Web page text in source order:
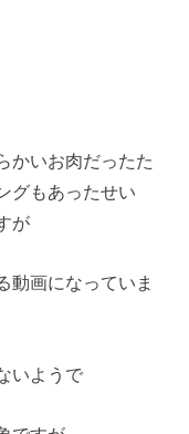
かいお肉だったた
グもあったせい
が
動画になっていま
いようで